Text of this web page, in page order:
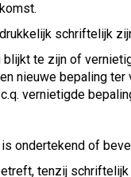
schriftelijk
te zijn of
nieuwe bepaling
vernietigde
ondertekend of
tenzij